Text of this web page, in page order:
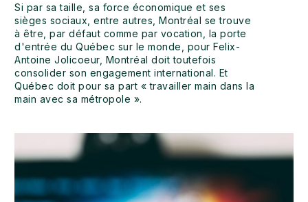
Si par sa taille, sa force économique et ses
sièges sociaux, entre autres, Montréal se trouve
à être, par défaut comme par vocation, la porte
d'entrée du Québec sur le monde, pour Felix-
Antoine Jolicoeur, Montréal doit toutefois
consolider son engagement international. Et
Québec doit pour sa part « travailler main dans la
main avec sa métropole ».